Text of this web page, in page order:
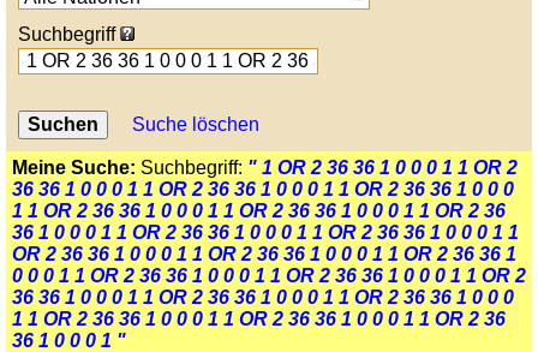
Suchbegriff
Suche löschen
Meine Suche: Suchbegriff: " 1 OR 2 36 36 1 0 0 0 1 1 OR 2
36 36 1 0 0 0 1 1 OR 2 36 36 1 0 0 0 1 1 OR 2 36 36 1 0 0 0
1 1 OR 2 36 36 1 0 0 0 1 1 OR 2 36 36 1 0 0 0 1 1 OR 2 36
36 1 0 0 0 1 1 OR 2 36 36 1 0 0 0 1 1 OR 2 36 36 1 0 0 0 1 1
OR 2 36 36 1 0 0 0 1 1 OR 2 36 36 1 0 0 0 1 1 OR 2 36 36 1
0 0 0 1 1 OR 2 36 36 1 0 0 0 1 1 OR 2 36 36 1 0 0 0 1 1 OR 2
36 36 1 0 0 0 1 1 OR 2 36 36 1 0 0 0 1 1 OR 2 36 36 1 0 0 0
1 1 OR 2 36 36 1 0 0 0 1 1 OR 2 36 36 1 0 0 0 1 1 OR 2 36
36 1 0 0 0 1 "